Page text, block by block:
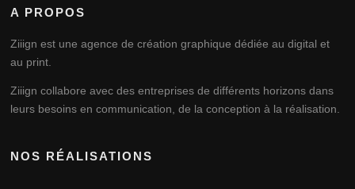
A PROPOS
Ziiign est une agence de création graphique dédiée au digital et
au print.
Ziiign collabore avec des entreprises de différents horizons dans
leurs besoins en communication, de la conception à la réalisation.
NOS RÉALISATIONS